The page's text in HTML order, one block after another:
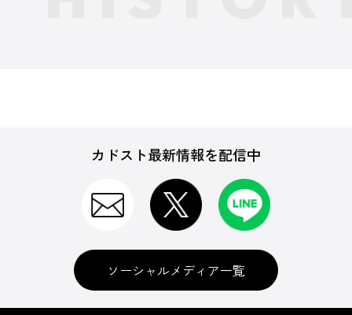
カドスト最新情報を配信中
ソーシャルメディア一覧